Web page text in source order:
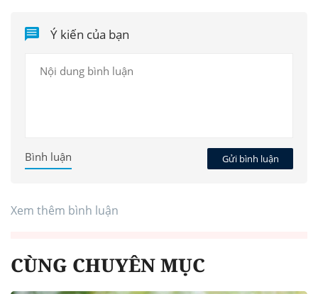
Ý kiến của bạn
Gửi bình luận
Bình luận
Xem thêm bình luận
CÙNG CHUYÊN MỤC